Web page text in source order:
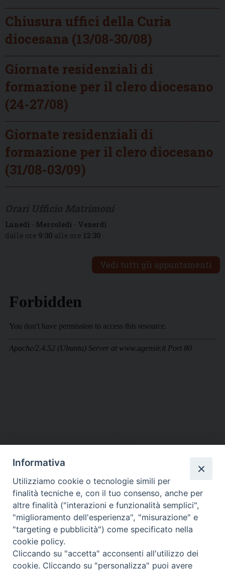
Chiusura uffici della Curia
diocesana (13/08-30/08)
Giornate residenziali di
formazione per il clero diocesano
(24-27/08)
Giornate residenziali di
formazione per il clero diocesano
(31/08-03/09)
Lunedì - Mercoledì - Venerdì
dalle ore 9:30 alle ore 12:30
Vedi tutti gli appuntamenti
DIOCESI SUBURBICARIA DI ALBANO
Contatti:Tel.: 06.93268401 - Fax.: 06.9323844
E-mail:curia@diocesidialbano.it
Orari: dal Lunedì al Venerdì Ore: 9:00 - 13:00
Lunedì, Mercoledì e Venerdì, Ore 9:30 - 12:30
Informativa
Utilizziamo cookie o tecnologie simili per
finalità tecniche e, con il tuo consenso, anche per
altre finalità ("interazioni e funzionalità semplici",
"miglioramento dell'esperienza", "misurazione" e
"targeting e pubblicità") come specificato nella
cookie policy.
Cliccando su "accetta" acconsenti all'utilizzo dei
cookie. Cliccando su "personalizza" puoi avere